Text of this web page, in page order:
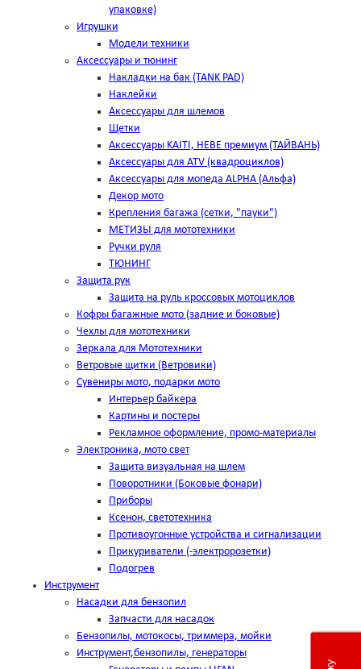
упаковке)
Игрушки
Модели техники
Аксессуары и тюнинг
Накладки на бак (TANK PAD)
Наклейки
Аксессуары для шлемов
Щетки
Аксессуары KAITI, HEBE премиум (ТАЙВАНЬ)
Аксессуары для ATV (квадроциклов)
Аксессуары для мопеда ALPHA (Альфа)
Декор мото
Крепления багажа (сетки, "пауки")
МЕТИЗЫ для мототехники
Ручки руля
ТЮНИНГ
Защита рук
Защита на руль кроссовых мотоциклов
Кофры багажные мото (задние и боковые)
Чехлы для мототехники
Зеркала для Мототехники
Ветровые щитки (Ветровики)
Сувениры мото, подарки мото
Интерьер байкера
Картины и постеры
Рекламное оформление, промо-материалы
Электроника, мото свет
Защита визуальная на шлем
Поворотники (Боковые фонари)
Приборы
Ксенон, светотехника
Противоугонные устройства и сигнализации
Прикуриватели (-электророзетки)
Подогрев
Инструмент
Насадки для бензопил
Запчасти для насадок
Бензопилы, мотокосы, триммера, мойки
Инструмент,бензопилы, генераторы